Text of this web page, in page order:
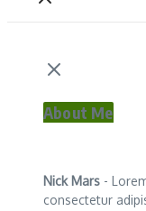
About Me
Nick Mars -
consectetur